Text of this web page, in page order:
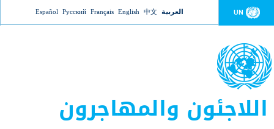
Jump to navigation UN العربية 中文
English
Français
Русский
Español
اللاجئون والمهاجرون